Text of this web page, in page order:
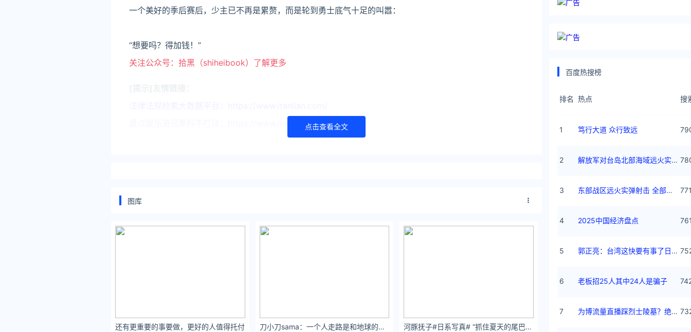
一个美好的季后赛后，少主已不再是累赘，而是轮到勇士底气十足的叫嚣：
“想要吗？得加钱！”
关注公众号：拾黑（shiheibook）了解更多
盘点娱乐资讯黑料不打烊：https://www.ijiandao.cn/
让资讯触达的更精准有趣：https://www.0xu.cn/
点击查看全文
图库
还有更重要的事要做，更好的人值得托付 刀小刀sama：一个人走路是和地球的单独约会。 河豚抚子#日系写真# “抓住夏天的尾巴 再玩一次水吧～”
百度热搜榜
排名 热点 搜
1 笃行大道 众行致远
2 解放军对台岛北部海域远火实弹射击
3 东部战区远火实弹射击 全部命中
4 2025中国经济盘点
5 郭正亮：台湾这快要有事了日本都没来
6 老板招25人其中24人是骗子
7 为博流量直播踩烈士陵墓？绝不姑息